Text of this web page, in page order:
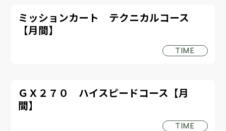
ミッションカート テクニカルコース
【月間】
TIME
ＧＸ２７０ ハイスピードコース【月
間】
TIME